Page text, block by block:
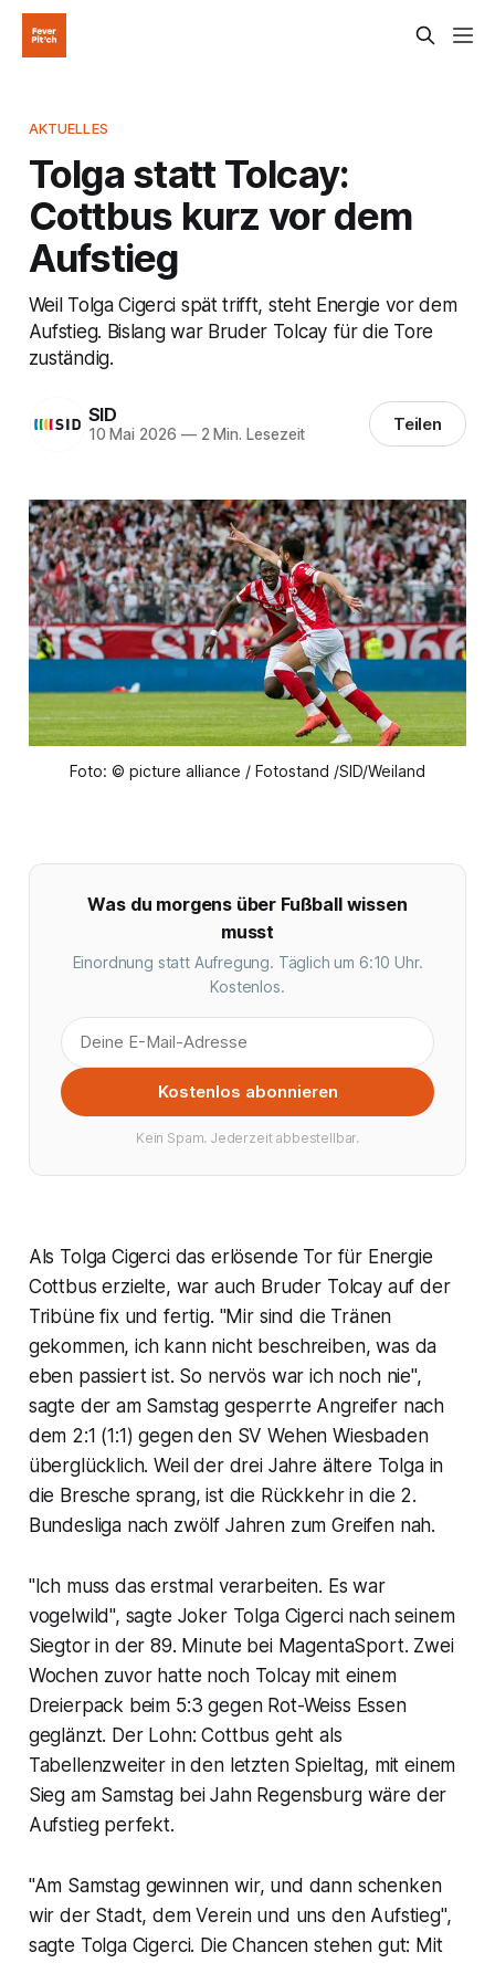
AKTUELLES
Tolga statt Tolcay:
Cottbus kurz vor dem
Aufstieg
Weil Tolga Cigerci spät trifft, steht Energie vor dem
Aufstieg. Bislang war Bruder Tolcay für die Tore
zuständig.
SID
10 Mai 2026 —2 Min. Lesezeit Teilen
Foto: © picture alliance / Fotostand /SID/Weiland
Was du morgens über Fußball wissen
musst
Einordnung statt Aufregung. Täglich um 6:10 Uhr.
Kostenlos.
Kostenlos abonnieren
Kein Spam. Jederzeit abbestellbar.
Als Tolga Cigerci das erlösende Tor für Energie
Cottbus erzielte, war auch Bruder Tolcay auf der
Tribüne fix und fertig. "Mir sind die Tränen
gekommen, ich kann nicht beschreiben, was da
eben passiert ist. So nervös war ich noch nie",
sagte der am Samstag gesperrte Angreifer nach
dem 2:1 (1:1) gegen den SV Wehen Wiesbaden
überglücklich. Weil der drei Jahre ältere Tolga in
die Bresche sprang, ist die Rückkehr in die 2.
Bundesliga nach zwölf Jahren zum Greifen nah.
"Ich muss das erstmal verarbeiten. Es war
vogelwild", sagte Joker Tolga Cigerci nach seinem
Siegtor in der 89. Minute bei MagentaSport. Zwei
Wochen zuvor hatte noch Tolcay mit einem
Dreierpack beim 5:3 gegen Rot-Weiss Essen
geglänzt. Der Lohn: Cottbus geht als
Tabellenzweiter in den letzten Spieltag, mit einem
Sieg am Samstag bei Jahn Regensburg wäre der
Aufstieg perfekt.
"Am Samstag gewinnen wir, und dann schenken
wir der Stadt, dem Verein und uns den Aufstieg",
sagte Tolga Cigerci. Die Chancen stehen gut: Mit